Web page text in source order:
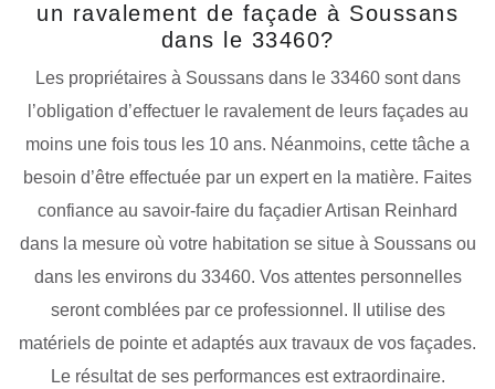
un ravalement de façade à Soussans
dans le 33460?
Les propriétaires à Soussans dans le 33460 sont dans
l’obligation d’effectuer le ravalement de leurs façades au
moins une fois tous les 10 ans. Néanmoins, cette tâche a
besoin d’être effectuée par un expert en la matière. Faites
confiance au savoir-faire du façadier Artisan Reinhard
dans la mesure où votre habitation se situe à Soussans ou
dans les environs du 33460. Vos attentes personnelles
seront comblées par ce professionnel. Il utilise des
matériels de pointe et adaptés aux travaux de vos façades.
Le résultat de ses performances est extraordinaire.